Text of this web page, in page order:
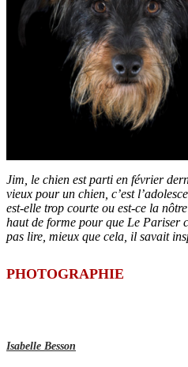
Jim, le chien est parti en février
vieux pour un chien, c’est
est-elle trop courte ou est-ce la
haut de forme pour que Le Pariser
pas lire, mieux que cela, il savait
PHOTOGRAPHIE
Isabelle Besson